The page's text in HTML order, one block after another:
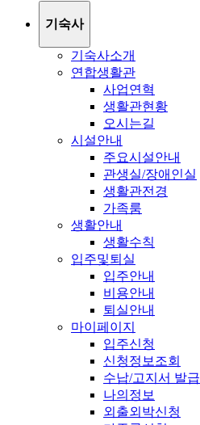
기숙사
기숙사소개
연합생활관
사업연혁
생활관현황
오시는길
시설안내
주요시설안내
관생실/장애인실
생활관전경
가족룸
생활안내
생활수칙
입주및퇴실
입주안내
비용안내
퇴실안내
마이페이지
입주신청
신청정보조회
수납/고지서 발급
나의정보
외출외박신청